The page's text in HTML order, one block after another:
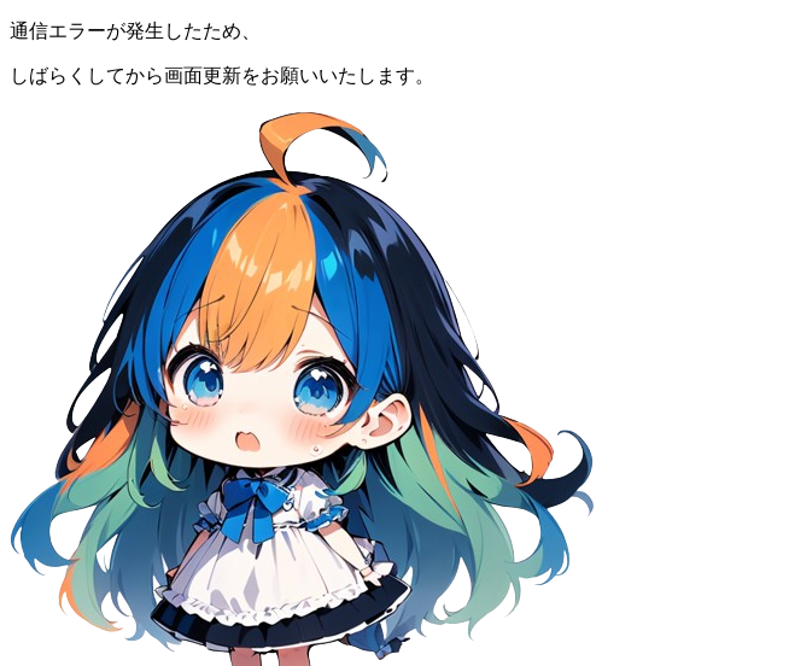
通信エラーが発生したため、
しばらくしてから画面更新をお願いいたします。